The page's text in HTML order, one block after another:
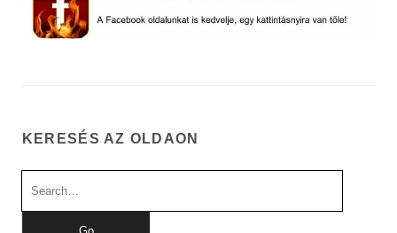
KERESÉS AZ OLDAON